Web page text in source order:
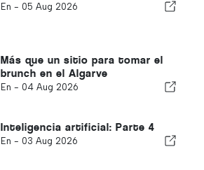
En - 05 Aug 2026
Más que un sitio para tomar el
brunch en el Algarve
En - 04 Aug 2026
Inteligencia artificial: Parte 4
En - 03 Aug 2026